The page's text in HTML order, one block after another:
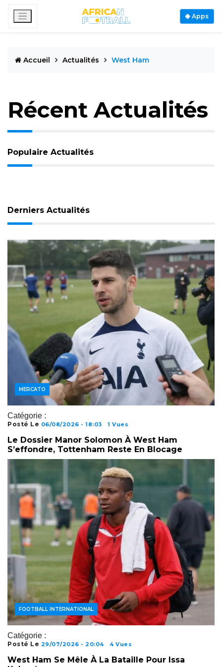
Apps
Accueil Actualités West Ham
Récent Actualités
Populaire Actualités
Derniers Actualités
Catégorie :
MERCATO
Posté Le 06/08/2026 - 18:03 1 Vues
Le Dossier Manor Solomon À West Ham
S’effondre, Tottenham Reste En Blocage
Catégorie :
FOOTBALL INTERNATIONAL
Posté Le 29/07/2026 - 20:04 4 Vues
West Ham Se Mêle À La Bataille Pour Issa